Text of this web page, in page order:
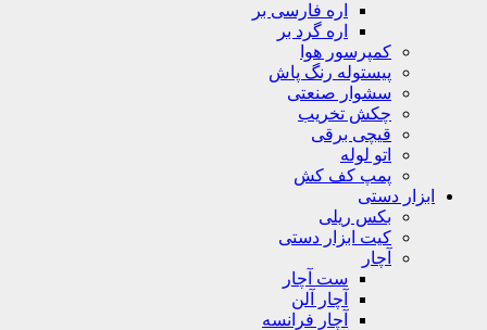
اره فارسی بر
اره گرد بر
کمپرسور هوا
پیستوله رنگ پاش
سشوار صنعتی
چکش تخریب
قیچی برقی
اتو لوله
پمپ کف کش
ابزار دستی
بکس ریلی
کیت ابزار دستی
آچار
ست آچار
آچار آلن
آچار فرانسه